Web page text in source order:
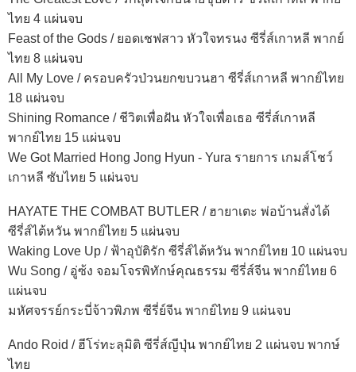
ไทย 4 แผ่นจบ
Feast of the Gods / ยอดเชฟสาว หัวใจทรนง ซีรี่ส์เกาหลี พากย์
ไทย 8 แผ่นจบ
All My Love / ครอบครัวป่วนยกขบวนฮา ซีรี่ส์เกาหลี พากย์ไทย
18 แผ่นจบ
Shining Romance / ชีวิตเพื่อฝัน หัวใจเพื่อเธอ ซีรี่ส์เกาหลี
พากย์ไทย 15 แผ่นจบ
We Got Married Hong Jong Hyun - Yura รายการ เกมส์โชว์
เกาหลี ซับไทย 5 แผ่นจบ
HAYATE THE COMBAT BUTLER / ฮายาเตะ พ่อบ้านสั่งได้
ซีรี่ส์ไต้หวัน พากย์ไทย 5 แผ่นจบ
Waking Love Up / ฟ้าอุบัติรัก ซีรี่ส์ไต้หวัน พากย์ไทย 10 แผ่นจบ
Wu Song / อู่ซ้ง จอมโจรพิทักษ์คุณธรรม ซีรี่ส์จีน พากย์ไทย 6
แผ่นจบ
มหัศจรรย์กระบี่จ้าวพิภพ ซีรี่ย์จีน พากย์ไทย 9 แผ่นจบ
Ando Roid / ฮีโร่ทะลุมิติ ซีรี่ส์ญีปุ่น พากย์ไทย 2 แผ่นจบ พากษ์
ไทย